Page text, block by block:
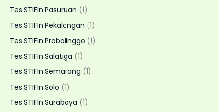
Tes STIFIn Pasuruan (1)
Tes STIFIn Pekalongan (1)
Tes STIFIn Probolinggo (1)
Tes STIFIn Salatiga (1)
Tes STIFIn Semarang (1)
Tes STIFIn Solo (1)
Tes STIFIn Surabaya (1)